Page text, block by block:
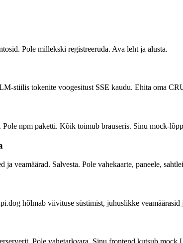
Pole millekski registreeruda. Ava leht ja alusta.
stiilis tokenite voogesitust SSE kaudu. Ehita oma
npm paketti. Kõik toimub brauseris. Sinu mock-
veamäärad. Salvesta. Pole vahekaarte, paneele,
hõlmab viivituse süstimist, juhuslikke